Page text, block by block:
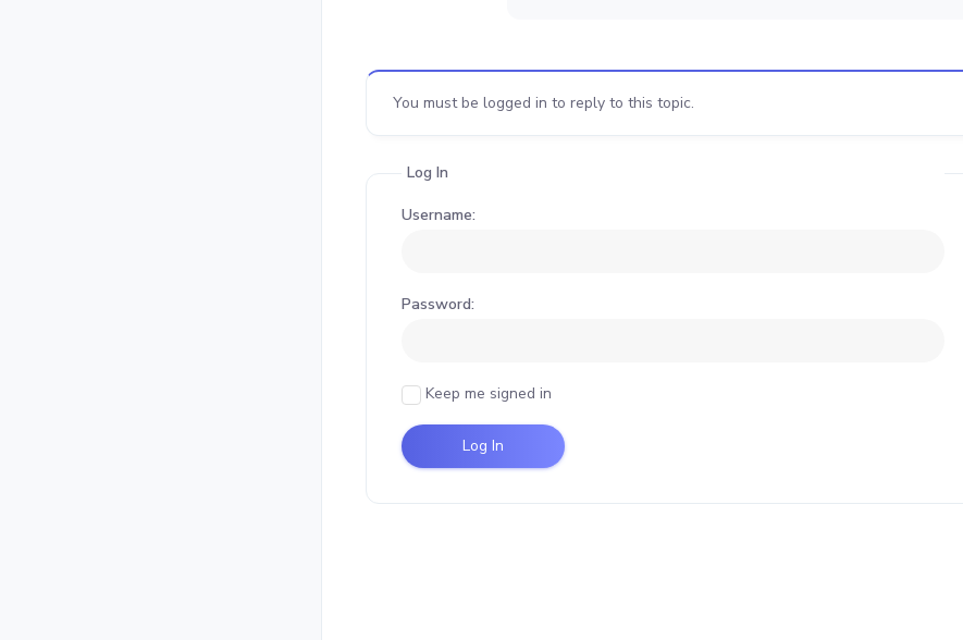
You must be logged in to reply to this topic.
Log In
Username:
Password:
Keep me signed in
Log In